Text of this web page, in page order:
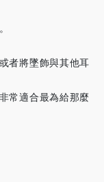
者將墜飾與其他耳
常適合最為給那麼